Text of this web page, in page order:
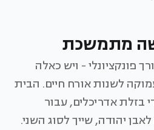
מתמשכת
פונקציונלי - ויש כאלה
לשנות אורח חיים. הבית
בזלת אדריכלים, עבור
יהודה, שייך לסוג השני.